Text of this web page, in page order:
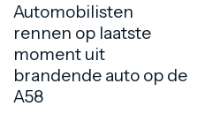
Automobilisten
rennen op laatste
moment uit
brandende auto op de
A58